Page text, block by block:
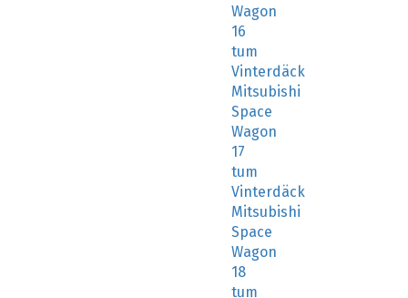
Vinterdäck
Mitsubishi
Space
Wagon
17
tum
Vinterdäck
Mitsubishi
Space
Wagon
18
tum